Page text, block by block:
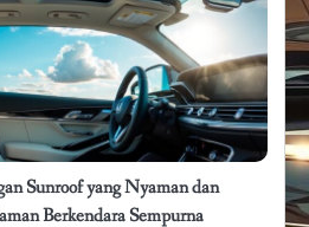
Sunroof yang Nyaman dan
Berkendara Sempurna